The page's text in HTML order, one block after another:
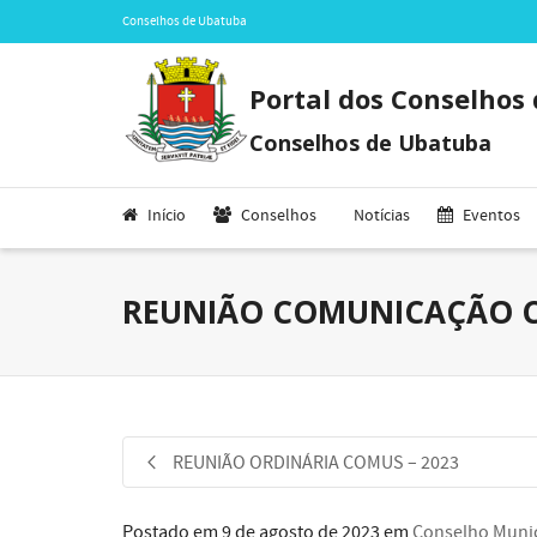
Conselhos de Ubatuba
Portal dos
Conselhos de Ubatuba
Início Conselhos Notícias Eventos
REUNIÃO COMUNICAÇÃO
REUNIÃO ORDINÁRIA COMUS – 2023
Postado em 9 de agosto de 2023 em Conselho